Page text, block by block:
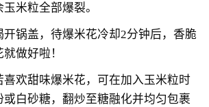
米粒全部爆裂。
开锅盖，待爆米花冷却2分钟后，香脆
做好啦！
喜欢甜味爆米花，可在加入玉米粒时
或白砂糖，翻炒至糖融化并均匀包裹